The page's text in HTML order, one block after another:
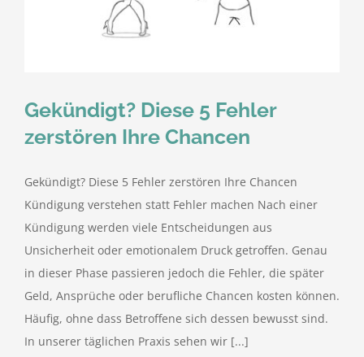
Blog
Gekündigt? Diese 5 Fehler
zerstören Ihre Chancen
Gekündigt? Diese 5 Fehler zerstören Ihre Chancen
Kündigung verstehen statt Fehler machen Nach einer
Kündigung werden viele Entscheidungen aus
Unsicherheit oder emotionalem Druck getroffen. Genau
in dieser Phase passieren jedoch die Fehler, die später
Geld, Ansprüche oder berufliche Chancen kosten können.
Häufig, ohne dass Betroffene sich dessen bewusst sind.
In unserer täglichen Praxis sehen wir [...]